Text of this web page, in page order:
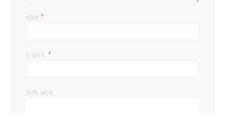
NOM *
E-MAIL *
SITE WEB